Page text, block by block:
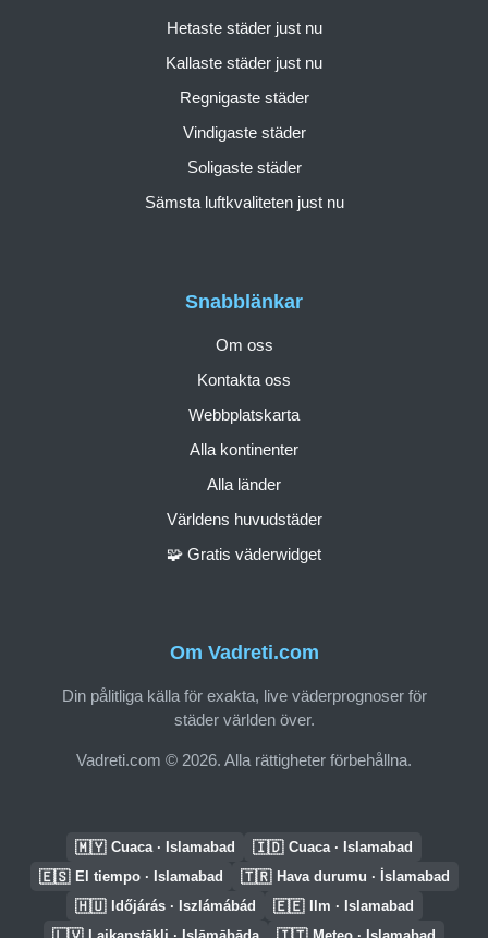
Om Vadreti.com
Din pålitliga källa för exakta, live väderprognoser för
städer världen över.
Vadreti.com © 2026. Alla rättigheter förbehållna.
Snabblänkar
Om oss
Kontakta oss
Webbplatskarta
Alla kontinenter
Alla länder
Världens huvudstäder
🧩 Gratis väderwidget
Hetaste städer just nu
Kallaste städer just nu
Regnigaste städer
Vindigaste städer
Soligaste städer
Sämsta luftkvaliteten just nu
🇲🇾 Cuaca · Islamabad 🇮🇩 Cuaca · Islamabad
🇪🇸 El tiempo · Islamabad 🇹🇷 Hava durumu · İslamabad
🇭🇺 Időjárás · Iszlámábád 🇪🇪 Ilm · Islamabad